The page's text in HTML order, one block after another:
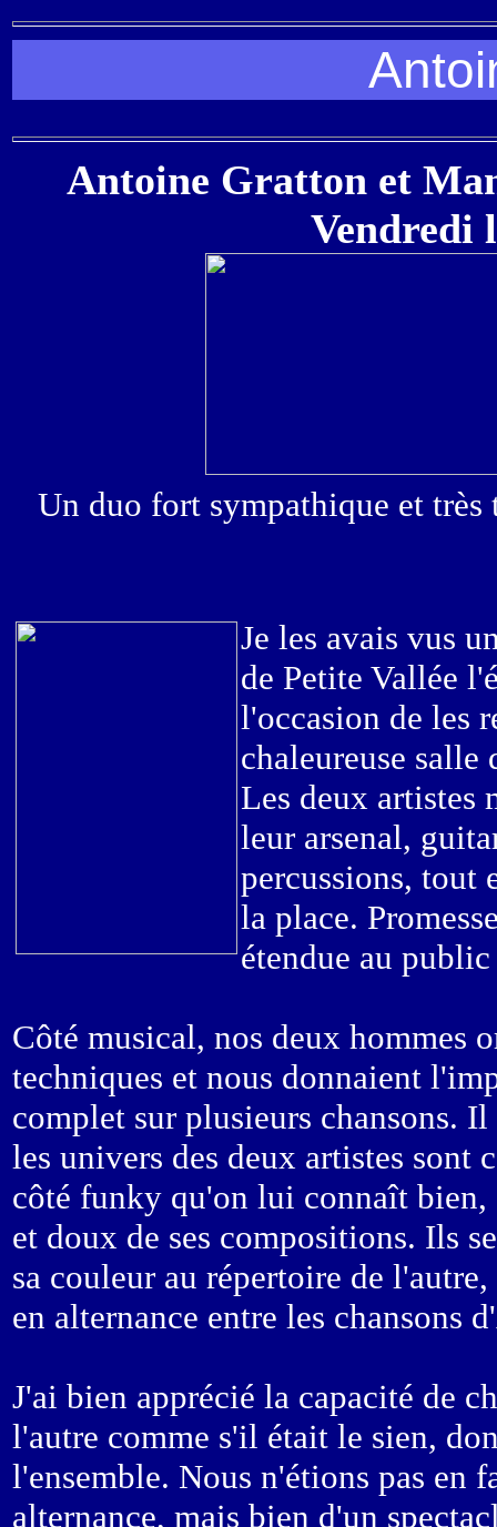
Antoine Gratton et
Vendredi
Un duo fort sympathique et
Je les avais vus
de Petite Vallée
l'occasion de les
chaleureuse salle
Les deux artistes
leur arsenal,
percussions, tout
la place.
étendue au
Côté musical, nos deux hommes
techniques et nous donnaient
complet sur plusieurs chansons.
les univers des deux artistes sont
côté funky qu'on lui connaît bien,
et doux de ses compositions. Ils
sa couleur au répertoire de
en alternance entre les chansons
J'ai bien apprécié la capacité de
l'autre comme s'il était le sien,
l'ensemble. Nous n'étions pas en
alternance, mais bien d'un